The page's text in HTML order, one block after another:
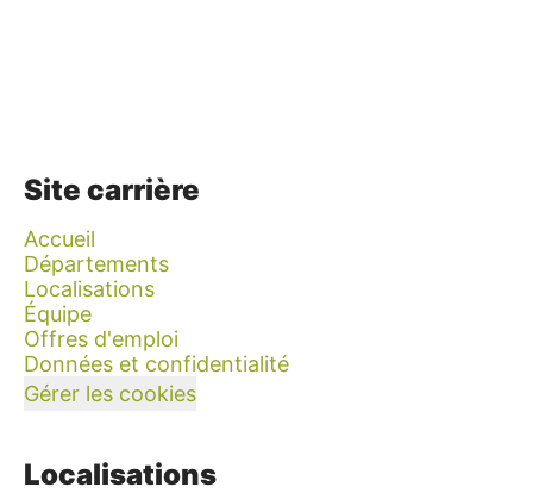
Site carrière
Accueil
Départements
Localisations
Équipe
Offres d'emploi
Données et confidentialité
Gérer les cookies
Localisations